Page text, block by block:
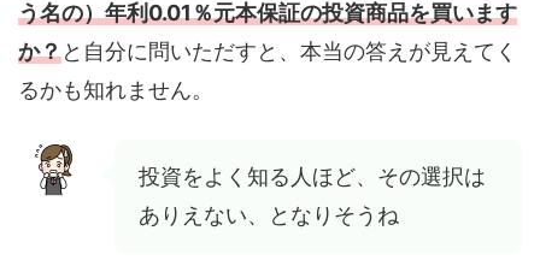
う名の）年利0.01％元本保証の投資商品を買います
か？と自分に問いただすと、本当の答えが見えてく
るかも知れません。
投資をよく知る人ほど、その選択は
ありえない、となりそうね